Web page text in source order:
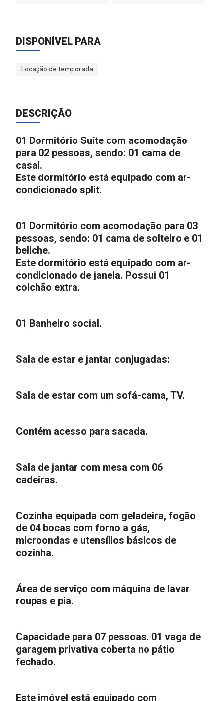
DISPONÍVEL PARA
Locação de temporada
DESCRIÇÃO
01 Dormitório Suíte com acomodação
para 02 pessoas, sendo: 01 cama de
casal.
Este dormitório está equipado com ar-
condicionado split.
01 Dormitório com acomodação para 03
pessoas, sendo: 01 cama de solteiro e 01
beliche.
Este dormitório está equipado com ar-
condicionado de janela. Possui 01
colchão extra.
01 Banheiro social.
Sala de estar e jantar conjugadas:
Sala de estar com um sofá-cama, TV.
Contém acesso para sacada.
Sala de jantar com mesa com 06
cadeiras.
Cozinha equipada com geladeira, fogão
de 04 bocas com forno a gás,
microondas e utensílios básicos de
cozinha.
Área de serviço com máquina de lavar
roupas e pia.
Capacidade para 07 pessoas. 01 vaga de
garagem privativa coberta no pátio
fechado.
Este imóvel está equipado com